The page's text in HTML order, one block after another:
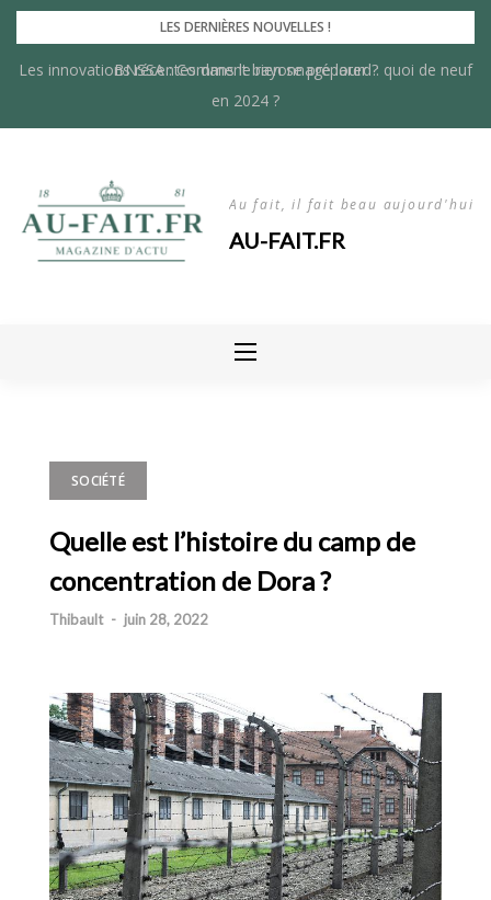
Skip
content
LES DERNIÈRES NOUVELLES !
BNSSA : Comment bien se préparer ?
Les innovations récentes dans le rayonnage lourd : quoi de neuf
en 2024 ?
Au fait, il fait beau aujourd'hui
AU-FAIT.FR
SOCIÉTÉ
Quelle est l’histoire du camp de
concentration de Dora ?
Thibault - juin 28, 2022